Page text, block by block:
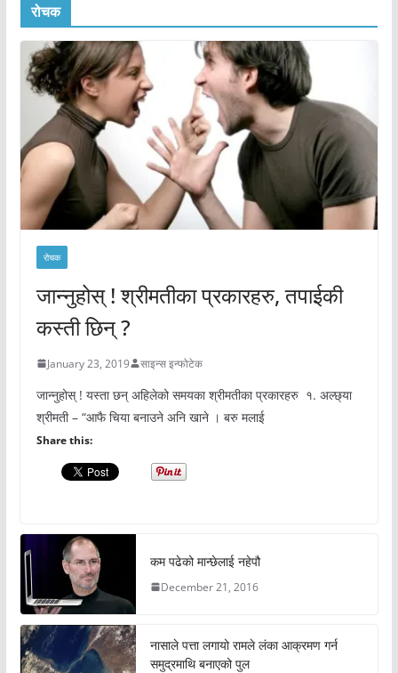
रोचक
रोचक
जान्नुहोस् ! श्रीमतीका प्रकारहरु, तपाईकी
कस्ती छिन् ?
January 23, 2019 साइन्स इन्फोटेक
जान्नुहोस् ! यस्ता छन् अहिलेको समयका श्रीमतीका प्रकारहरु १. अल्छ्या
श्रीमती – “आफै चिया बनाउने अनि खाने । बरु मलाई
Share this:
कम पढेको मान्छेलाई नहेपौ
December 21, 2016
नासाले पत्ता लगायो रामले लंका आक्रमण गर्न
समुद्रमाथि बनाएको पुल